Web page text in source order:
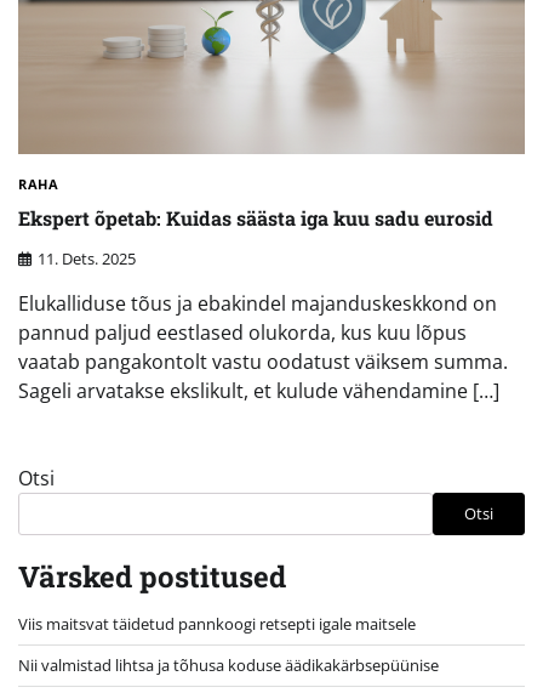
RAHA
Ekspert õpetab: Kuidas säästa iga kuu sadu eurosid
11. Dets. 2025
Elukalliduse tõus ja ebakindel majanduskeskkond on
pannud paljud eestlased olukorda, kus kuu lõpus
vaatab pangakontolt vastu oodatust väiksem summa.
Sageli arvatakse ekslikult, et kulude vähendamine […]
Otsi
Otsi
Värsked postitused
Viis maitsvat täidetud pannkoogi retsepti igale maitsele
Nii valmistad lihtsa ja tõhusa koduse äädikakärbsepüünise